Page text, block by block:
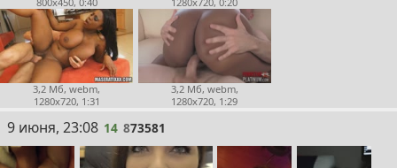
3,2 Мб, webm,
1280x720, 1:31
3,2 Мб, webm,
1280x720, 1:29
14
9 июня, 23:08 14 873581